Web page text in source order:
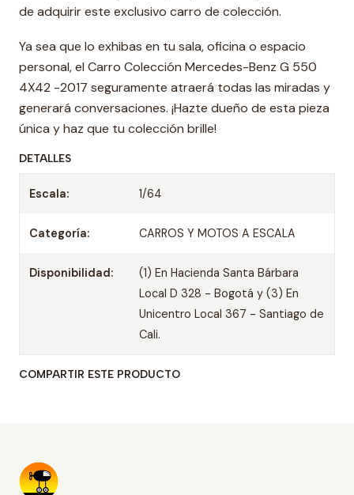
de adquirir este exclusivo carro de colección.
Ya sea que lo exhibas en tu sala, oficina o espacio
personal, el Carro Colección Mercedes-Benz G 550
4X42 -2017 seguramente atraerá todas las miradas y
generará conversaciones. ¡Hazte dueño de esta pieza
única y haz que tu colección brille!
DETALLES
Escala: 1/64
Categoría: CARROS Y MOTOS A ESCALA
Disponibilidad:
(1) En Hacienda Santa Bárbara
Local D 328 - Bogotá y (3) En
Unicentro Local 367 - Santiago de
Cali.
COMPARTIR ESTE PRODUCTO